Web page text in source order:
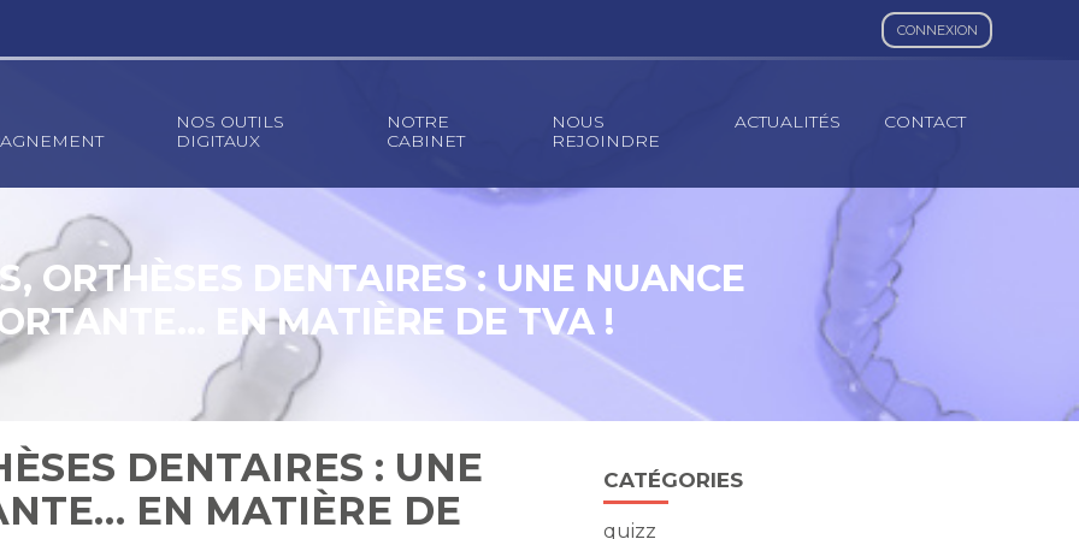
CONNEXION
NOS OUTILS
DIGITAUX
NOTRE
CABINET
NOUS
REJOINDRE
ACTUALITÉS CONTACT
ORTHÈSES DENTAIRES : UNE NUANCE
EN MATIÈRE DE TVA !
DENTAIRES : UNE
EN MATIÈRE DE
Blog
sidebar
CATÉGORIES
quizz